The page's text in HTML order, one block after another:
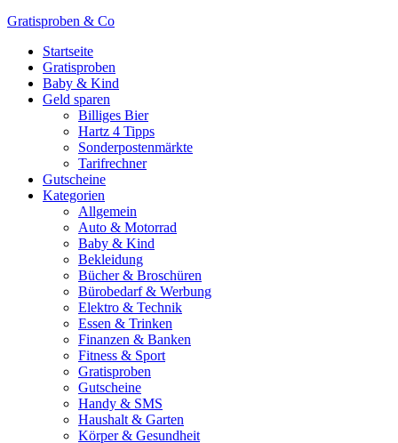
Gratisproben & Co
Startseite
Gratisproben
Baby & Kind
Geld sparen
Billiges Bier
Hartz 4 Tipps
Sonderpostenmärkte
Tarifrechner
Gutscheine
Kategorien
Allgemein
Auto & Motorrad
Baby & Kind
Bekleidung
Bücher & Broschüren
Bürobedarf & Werbung
Elektro & Technik
Essen & Trinken
Finanzen & Banken
Fitness & Sport
Gratisproben
Gutscheine
Handy & SMS
Haushalt & Garten
Körper & Gesundheit